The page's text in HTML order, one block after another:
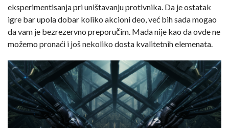
eksperimentisanja pri uništavanju protivnika. Da je ostatak
igre bar upola dobar koliko akcioni deo, već bih sada mogao
da vam je bezrezervno preporučim. Mada nije kao da ovde ne
možemo pronaći i još nekoliko dosta kvalitetnih elemenata.